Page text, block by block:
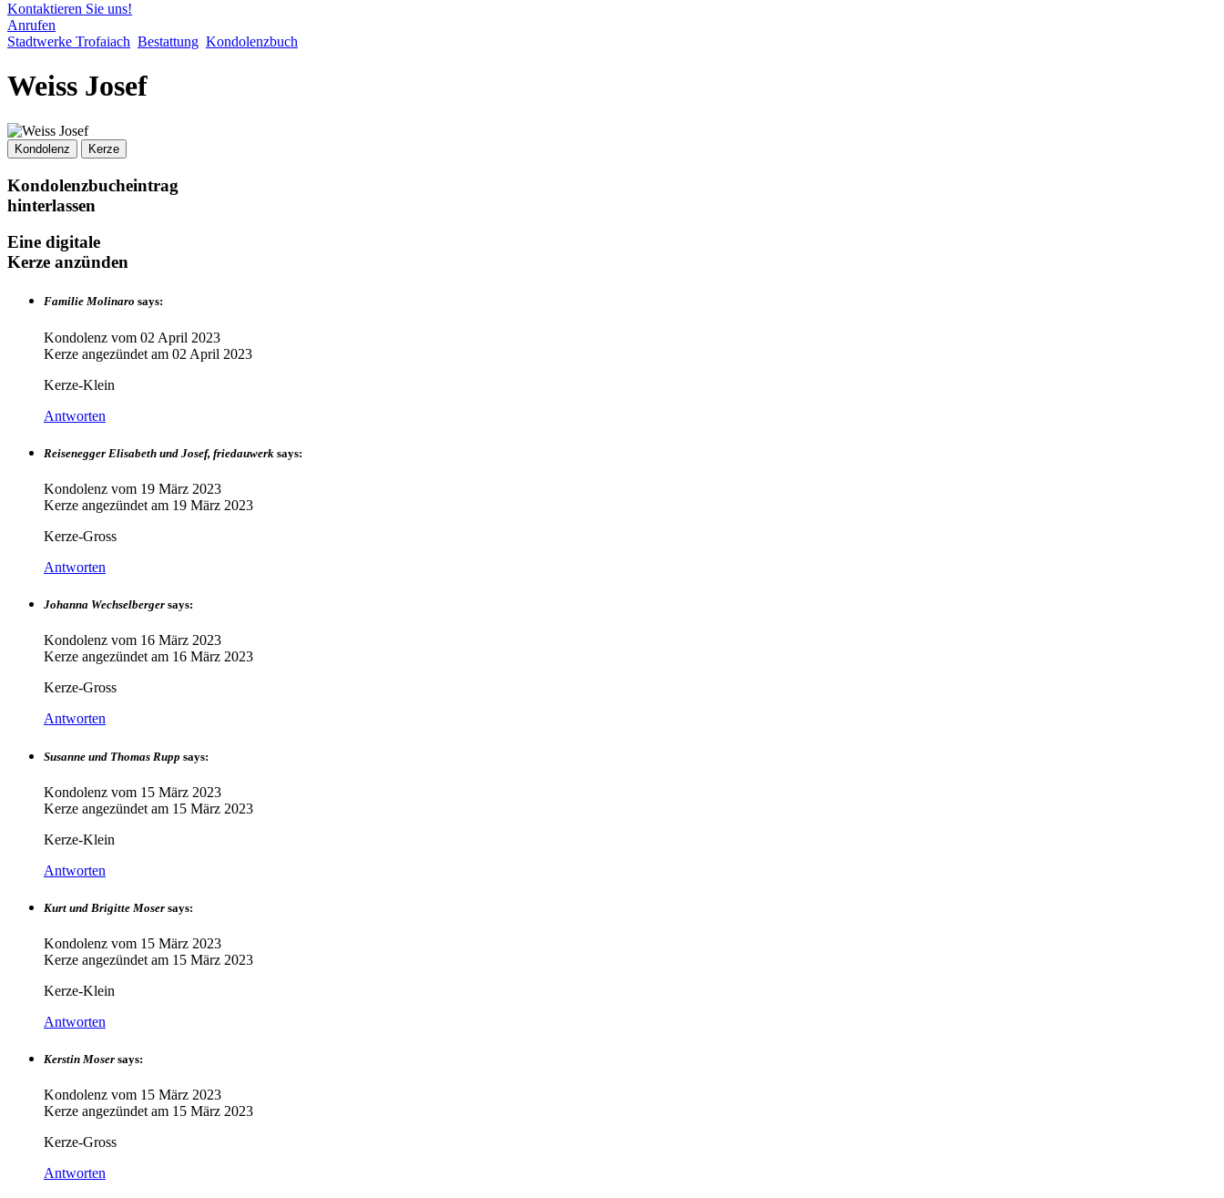
Kontaktieren Sie uns!
Anrufen
Stadtwerke Trofaiach Bestattung Kondolenzbuch
Weiss Josef
Kondolenz Kerze
Kondolenzbucheintrag
hinterlassen
Eine digitale
Kerze anzünden
Familie Molinaro says:
Kondolenz vom 02 April 2023
Kerze angezündet am 02 April 2023
Kerze-Klein
Antworten
Reisenegger Elisabeth und Josef, friedauwerk says:
Kondolenz vom 19 März 2023
Kerze angezündet am 19 März 2023
Kerze-Gross
Antworten
Johanna Wechselberger says:
Kondolenz vom 16 März 2023
Kerze angezündet am 16 März 2023
Kerze-Gross
Antworten
Susanne und Thomas Rupp says:
Kondolenz vom 15 März 2023
Kerze angezündet am 15 März 2023
Kerze-Klein
Antworten
Kurt und Brigitte Moser says:
Kondolenz vom 15 März 2023
Kerze angezündet am 15 März 2023
Kerze-Klein
Antworten
Kerstin Moser says:
Kondolenz vom 15 März 2023
Kerze angezündet am 15 März 2023
Kerze-Gross
Antworten